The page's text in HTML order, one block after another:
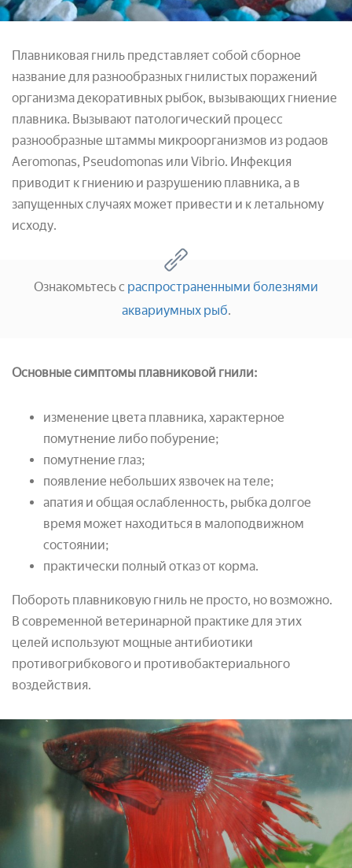
Плавниковая гниль представляет собой сборное
название для разнообразных гнилистых поражений
организма декоративных рыбок, вызывающих гниение
плавника. Вызывают патологический процесс
разнообразные штаммы микроорганизмов из родаов
Aeromonas, Pseudomonas или Vibrio. Инфекция
приводит к гниению и разрушению плавника, а в
запущенных случаях может привести и к летальному
исходу.
Ознакомьтесь с распространенными болезнями
аквариумных рыб.
Основные симптомы плавниковой гнили:
изменение цвета плавника, характерное
помутнение либо побурение;
помутнение глаз;
появление небольших язвочек на теле;
апатия и общая ослабленность, рыбка долгое
время может находиться в малоподвижном
состоянии;
практически полный отказ от корма.
Побороть плавниковую гниль не просто, но возможно.
В современной ветеринарной практике для этих
целей используют мощные антибиотики
противогрибкового и противобактериального
воздействия.